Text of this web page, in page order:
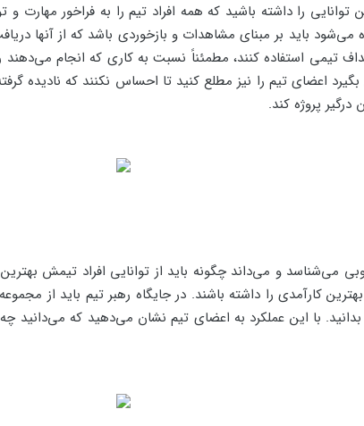
را داشته باشید که همه افراد تیم را به فراخور مهارت و
باید بر مبنای مشاهدات و بازخوردی باشد که از آنها
تیمی استفاده کنند، مطمئناً نسبت به کاری که انجام
اعضای تیم را نیز مطلع کنید تا احساس نکنند که
پروژه کند.
می‌شناسد و می‌داند چگونه باید از توانایی افراد تیمش
کارآمدی را داشته باشند. در جایگاه رهبر تیم باید از
با این عملکرد به اعضای تیم نشان می‌دهید که می‌دانید